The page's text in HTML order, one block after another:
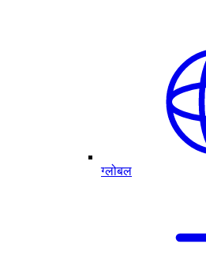
ग्लोबल